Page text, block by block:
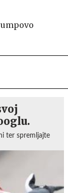
ter spremljajte